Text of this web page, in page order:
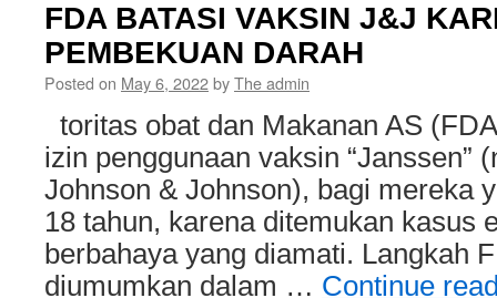
FDA BATASI VAKSIN J&J
PEMBEKUAN DARAH
Posted on May 6, 2022byThe admin
toritas obat dan Makanan AS
izin penggunaan vaksin “Janssen”
Johnson & Johnson), bagi mereka
18 tahun, karena ditemukan kasus
berbahaya yang diamati. Langkah
diumumkan dalam … Continue